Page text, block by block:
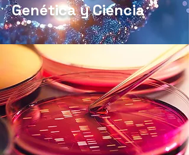
Genética y Ciencia